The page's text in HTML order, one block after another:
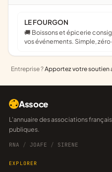
LE FOURGON
🚚 Boissons et épicerie consignées, livrées et reprises pour
vos événements. Simple,
Entreprise ?Apportez votre soutien
Assoce
L'annuaire des associations françaises, construit sur les données
publiques.
RNA / JOAFE / SIRENE
EXPLORER